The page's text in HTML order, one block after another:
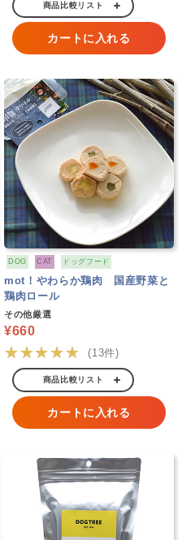
商品比較リスト
カートに入れる
DOG CAT ドッグフード
mot！やわらか鶏肉 国産野菜と
鶏肉ロール
その他厳選
¥660
★★★★★ (13件)
商品比較リスト
カートに入れる